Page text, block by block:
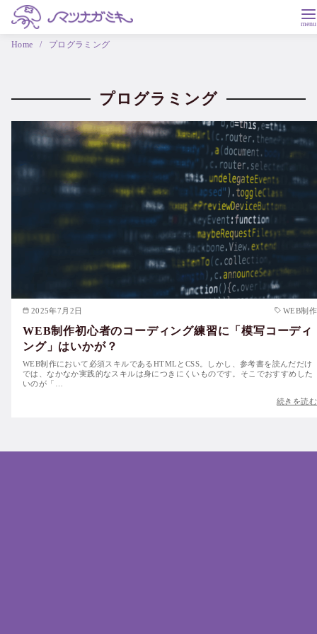
Home プログラミング
プログラミング
2025年7月2日 WEB制作
WEB制作初心者のコーディング練習に「模写コーディ
ング」はいかが？
WEB制作において必須スキルであるHTMLとCSS。しかし、参考書を読んだだけ
では、なかなか実践的なスキルは身につきにくいものです。そこでおすすめした
いのが「…
続きを読む